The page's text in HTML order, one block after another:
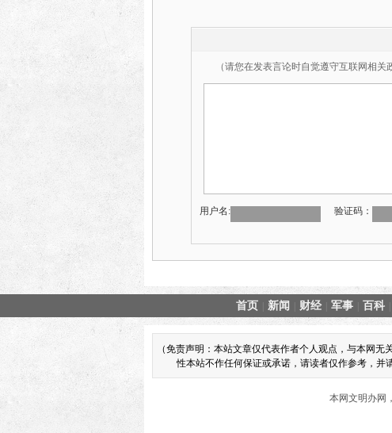
（请您在发表言论时自觉遵守互联网相
用户名: 验证码：
首页 新闻 财经 军事 百科
（免责声明：本站文章仅代表作者个人观点，与本网
性本站不作任何保证或承诺，请读者仅作参考，并
本网文明办网